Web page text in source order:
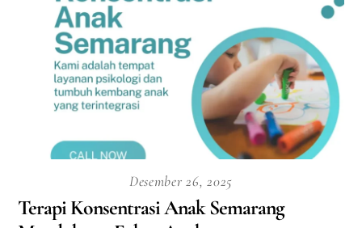
Desember 26, 2025
Terapi Konsentrasi Anak Semarang